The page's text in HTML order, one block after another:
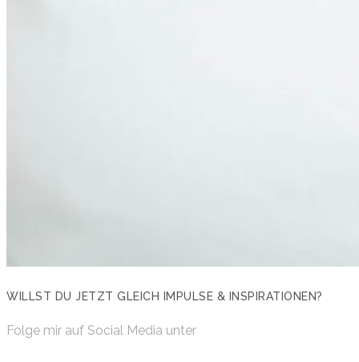
WILLST DU JETZT GLEICH IMPULSE & INSPIRATIONEN?
Folge mir auf Social Media unter